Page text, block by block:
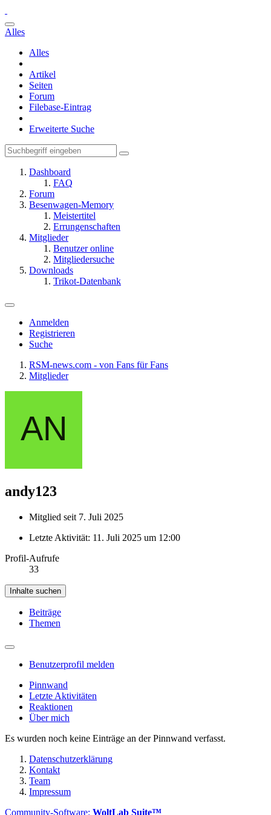
Alles
Alles
Artikel
Seiten
Forum
Filebase-Eintrag
Erweiterte Suche
Dashboard
FAQ
Forum
Besenwagen-Memory
Meistertitel
Errungenschaften
Mitglieder
Benutzer online
Mitgliedersuche
Downloads
Trikot-Datenbank
Anmelden
Registrieren
Suche
RSM-news.com - von Fans für Fans
Mitglieder
andy123
Mitglied seit 7. Juli 2025
Letzte Aktivität: 11. Juli 2025 um 12:00
Profil-Aufrufe
33
Inhalte suchen
Beiträge
Themen
Benutzerprofil melden
Pinnwand
Letzte Aktivitäten
Reaktionen
Über mich
Es wurden noch keine Einträge an der Pinnwand verfasst.
Datenschutzerklärung
Kontakt
Team
Impressum
Community-Software: WoltLab Suite™